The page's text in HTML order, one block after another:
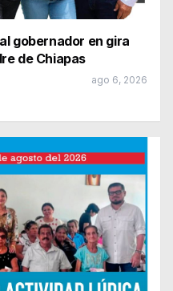
gobernador en gira
de Chiapas
ago 6, 2026